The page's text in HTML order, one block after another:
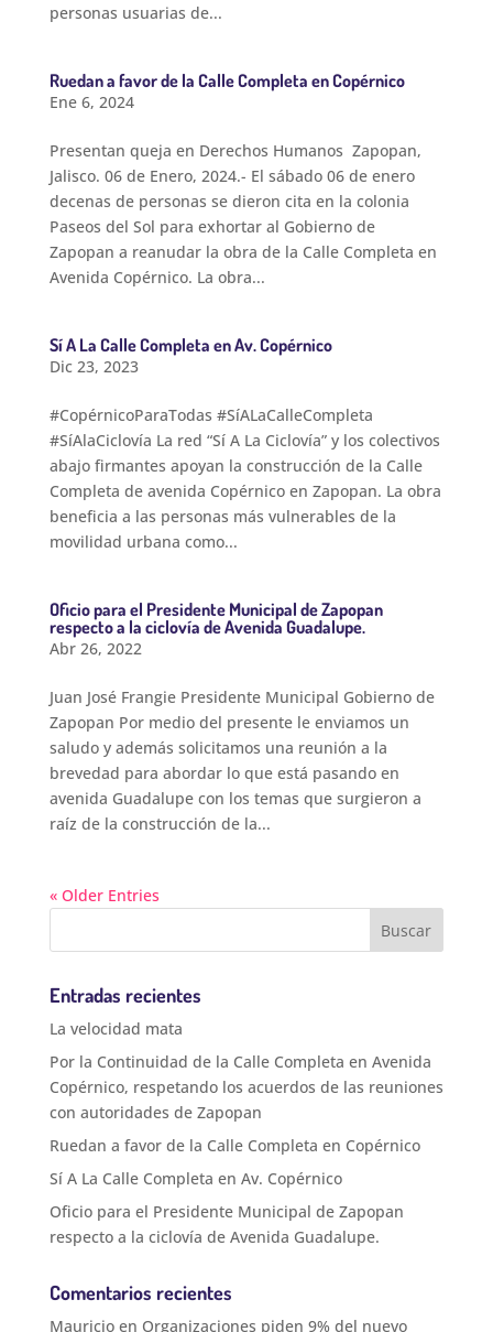
personas usuarias de...
Ruedan a favor de la Calle Completa en Copérnico
Ene 6, 2024
Presentan queja en Derechos Humanos Zapopan,
Jalisco. 06 de Enero, 2024.- El sábado 06 de enero
decenas de personas se dieron cita en la colonia
Paseos del Sol para exhortar al Gobierno de
Zapopan a reanudar la obra de la Calle Completa en
Avenida Copérnico. La obra...
Sí A La Calle Completa en Av. Copérnico
Dic 23, 2023
#CopérnicoParaTodas #SíALaCalleCompleta
#SíAlaCiclovía La red “Sí A La Ciclovía” y los colectivos
abajo firmantes apoyan la construcción de la Calle
Completa de avenida Copérnico en Zapopan. La obra
beneficia a las personas más vulnerables de la
movilidad urbana como...
Oficio para el Presidente Municipal de Zapopan
respecto a la ciclovía de Avenida Guadalupe.
Abr 26, 2022
Juan José Frangie Presidente Municipal Gobierno de
Zapopan Por medio del presente le enviamos un
saludo y además solicitamos una reunión a la
brevedad para abordar lo que está pasando en
avenida Guadalupe con los temas que surgieron a
raíz de la construcción de la...
« Older Entries
Entradas recientes
La velocidad mata
Por la Continuidad de la Calle Completa en Avenida
Copérnico, respetando los acuerdos de las reuniones
con autoridades de Zapopan
Ruedan a favor de la Calle Completa en Copérnico
Sí A La Calle Completa en Av. Copérnico
Oficio para el Presidente Municipal de Zapopan
respecto a la ciclovía de Avenida Guadalupe.
Comentarios recientes
Mauricioen Organizaciones piden 9% del nuevo